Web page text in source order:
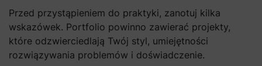
Przed przystąpieniem do praktyki, zanotuj kilka
wskazówek. Portfolio powinno zawierać projekty,
które odzwierciedlają Twój styl, umiejętności
rozwiązywania problemów i doświadczenie.